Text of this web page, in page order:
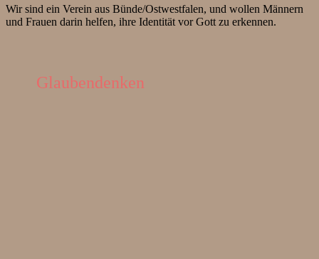
Wir sind ein Verein aus Bünde/Ostwestfalen, und wollen Männern
und Frauen darin helfen, ihre Identität vor Gott zu erkennen.
Glaubendenken